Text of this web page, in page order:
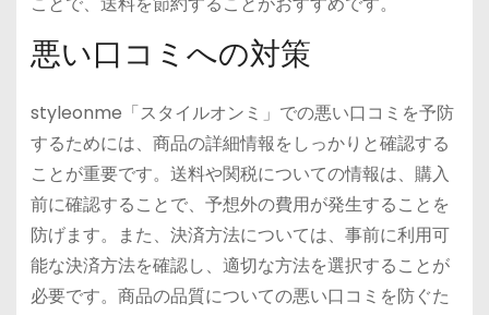
悪い口コミへの対策
styleonme「スタイルオンミ」での悪い口コミを予防
するためには、商品の詳細情報をしっかりと確認する
ことが重要です。送料や関税についての情報は、購入
前に確認することで、予想外の費用が発生することを
防げます。また、決済方法については、事前に利用可
能な決済方法を確認し、適切な方法を選択することが
必要です。商品の品質についての悪い口コミを防ぐた